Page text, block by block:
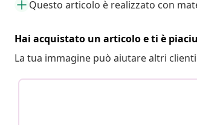
Questo articolo è realizzato con
Hai acquistato un articolo e ti è
La tua immagine può aiutare altri